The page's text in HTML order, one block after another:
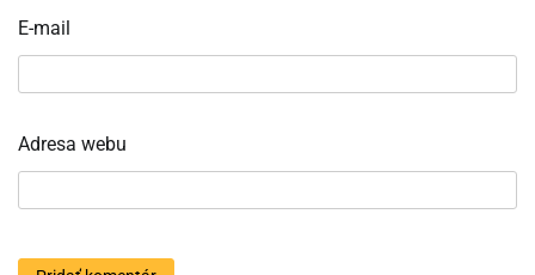
E-mail
Adresa webu